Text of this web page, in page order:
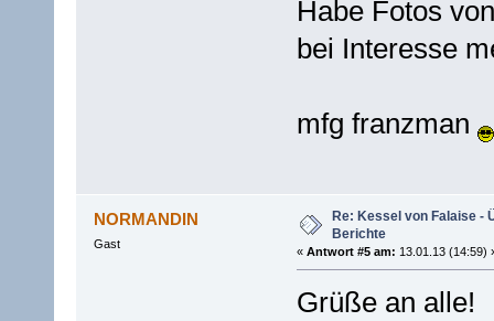
Habe Fotos
bei Interesse
mfg franzman
NORMANDIN
Gast
Re: Kessel von Falaise -
Berichte
« Antwort #5 am: 13.01.13 (14:59)
Grüße an alle!